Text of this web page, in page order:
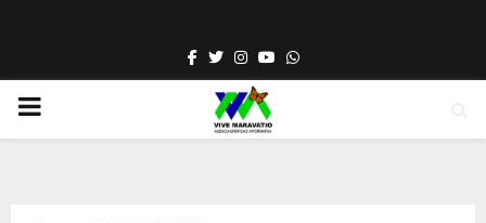
Facebook
TwitterInstagram
YoutubeWhatsapp
PRIMARY